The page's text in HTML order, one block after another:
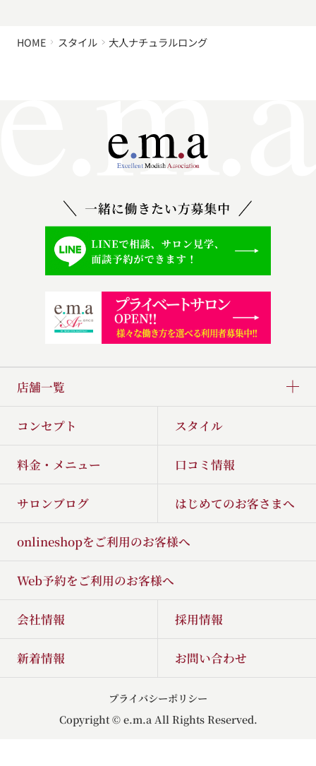
HOME スタイル 大人ナチュラルロング
店舗一覧
コンセプト スタイル
料金・メニュー 口コミ情報
サロンブログ はじめてのお客さまへ
onlineshopをご利用のお客様へ
Web予約をご利用のお客様へ
会社情報 採用情報
新着情報 お問い合わせ
プライバシーポリシー
Copyright © e.m.a All Rights Reserved.